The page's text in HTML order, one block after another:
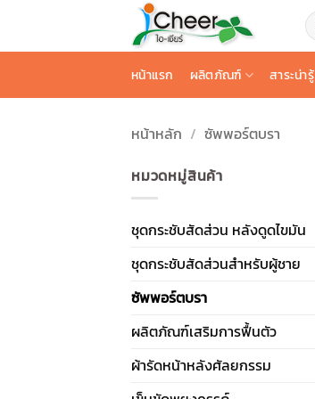
ยัง
หน้าแรก ผลิตภัณฑ์ สาระน่ารู้
หน้าหลัก / ซัพพอร์ตบรา
หมวดหมู่สินค้า
ชุดกระชับสัดส่วน หลังดูดไขมัน
ชุดกระชับสัดส่วนสำหรับผู้ชาย
ซัพพอร์ตบรา
ผลิตภัณฑ์เสริมการฟื้นตัว
ผ้ารัดหน้าหลังศัลยกรรม